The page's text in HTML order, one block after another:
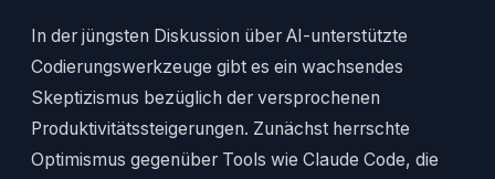
In der jüngsten Diskussion über AI-unterstützte
Codierungswerkzeuge gibt es ein wachsendes
Skeptizismus bezüglich der versprochenen
Produktivitätssteigerungen. Zunächst herrschte
Optimismus gegenüber Tools wie Claude Code, die